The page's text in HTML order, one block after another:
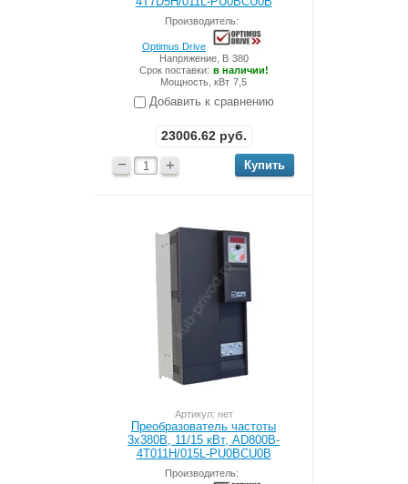
Производитель:
Optimus Drive
Напряжение, В 380
Срок поставки: в наличии!
Мощность, кВт 7,5
Добавить к сравнению
23006.62руб.
− +
Артикул: нет
Преобразователь частоты
3x380В, 11/15 кВт, AD800B-
4T011H/015L-PU0BCU0B
Производитель: